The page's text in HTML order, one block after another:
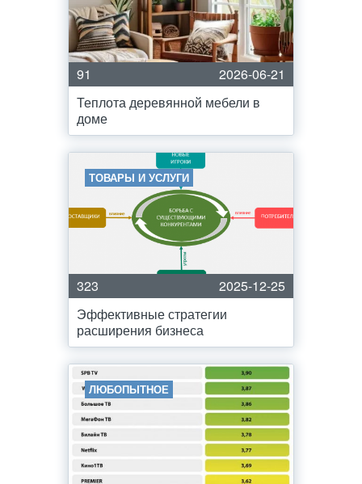
91
2026-06-21
Теплота деревянной мебели в
доме
ТОВАРЫ И УСЛУГИ
323
2025-12-25
Эффективные стратегии
расширения бизнеса
ЛЮБОПЫТНОЕ